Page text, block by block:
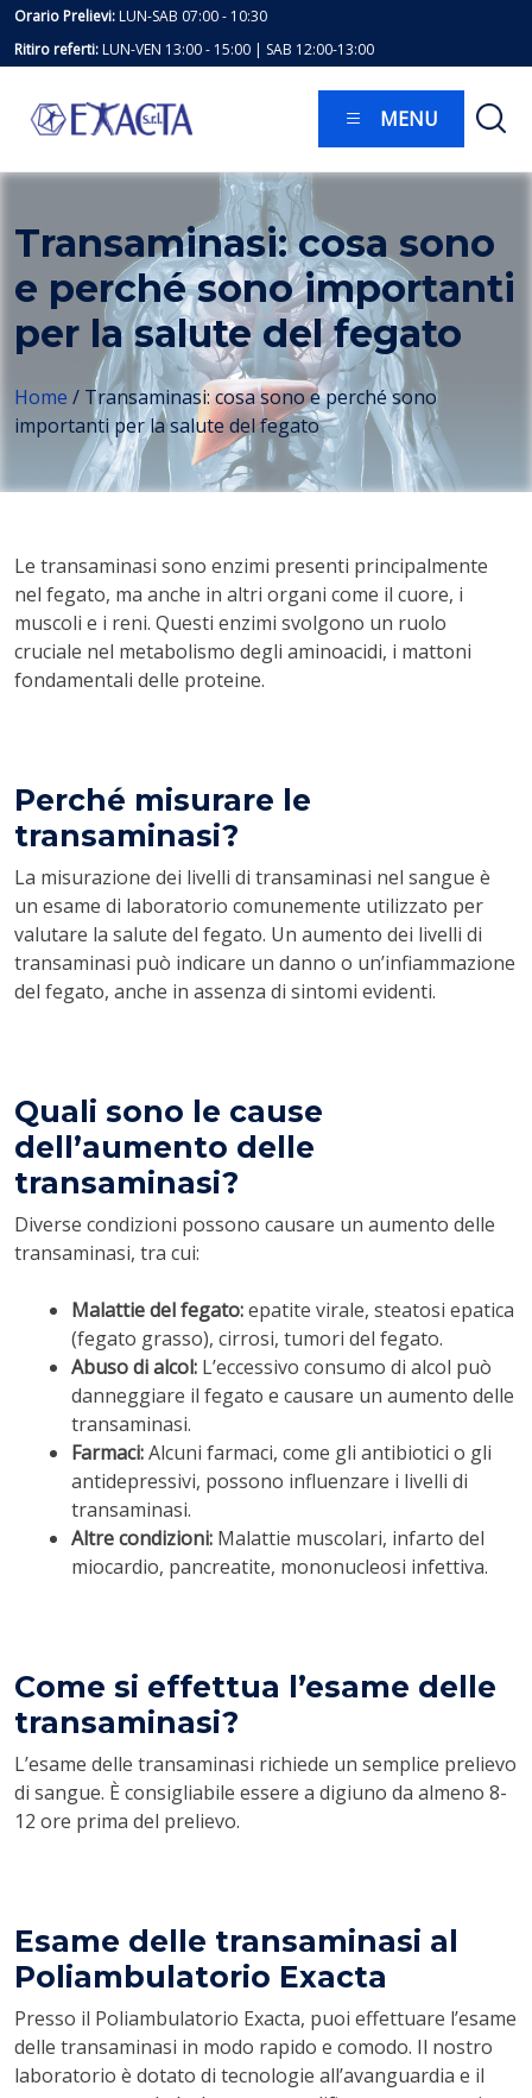
Skip
to
content
Orario Prelievi: LUN-SAB 07:00 - 10:30
Ritiro referti: LUN-VEN 13:00 - 15:00 | SAB 12:00-13:00
MENU
Transaminasi: cosa sono
e perché sono importanti
per la salute del fegato
Home / Transaminasi: cosa sono e perché sono
importanti per la salute del fegato
Le transaminasi sono enzimi presenti principalmente
nel fegato, ma anche in altri organi come il cuore, i
muscoli e i reni. Questi enzimi svolgono un ruolo
cruciale nel metabolismo degli aminoacidi, i mattoni
fondamentali delle proteine.
Perché misurare le
transaminasi?
La misurazione dei livelli di transaminasi nel sangue è
un esame di laboratorio comunemente utilizzato per
valutare la salute del fegato. Un aumento dei livelli di
transaminasi può indicare un danno o un’infiammazione
del fegato, anche in assenza di sintomi evidenti.
Quali sono le cause
dell’aumento delle
transaminasi?
Diverse condizioni possono causare un aumento delle
transaminasi, tra cui:
Malattie del fegato:epatite virale, steatosi epatica
(fegato grasso), cirrosi, tumori del fegato.
Abuso di alcol: L’eccessivo consumo di alcol può
danneggiare il fegato e causare un aumento delle
transaminasi.
Farmaci:Alcuni farmaci, come gli antibiotici o gli
antidepressivi, possono influenzare i livelli di
transaminasi.
Altre condizioni: Malattie muscolari, infarto del
miocardio, pancreatite, mononucleosi infettiva.
Come si effettua l’esame delle
transaminasi?
L’esame delle transaminasi richiede un semplice prelievo
di sangue. È consigliabile essere a digiuno da almeno 8-
12 ore prima del prelievo.
Esame delle transaminasi al
Poliambulatorio Exacta
Presso il Poliambulatorio Exacta, puoi effettuare l’esame
delle transaminasi in modo rapido e comodo. Il nostro
laboratorio è dotato di tecnologie all’avanguardia e il